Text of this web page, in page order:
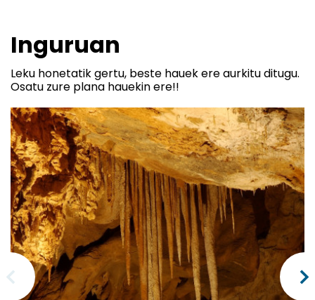
Inguruan
Leku honetatik gertu, beste hauek ere aurkitu ditugu.
Osatu zure plana hauekin ere!!